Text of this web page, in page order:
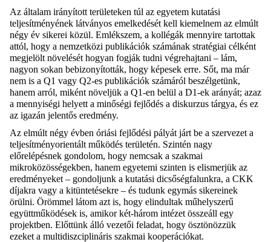
Az általam irányított területeken túl az egyetem kutatási
teljesítményének látványos emelkedését kell kiemelnem az elmúlt
négy év sikerei közül. Emlékszem, a kollégák mennyire tartottak
attól, hogy a nemzetközi publikációk számának stratégiai célként
megjelölt növelését hogyan fogják tudni végrehajtani – lám,
nagyon sokan bebizonyították, hogy képesek erre. Sőt, ma már
nem is a Q1 vagy Q2-es publikációk számáról beszélgetünk,
hanem arról, miként növeljük a Q1-en belül a D1-ek arányát; azaz
a mennyiségi helyett a minőségi fejlődés a diskurzus tárgya, és ez
az igazán jelentős eredmény.
Az elmúlt négy évben óriási fejlődési pályát járt be a szervezet a
teljesítményorientált működés területén. Szintén nagy
előrelépésnek gondolom, hogy nemcsak a szakmai
mikroközösségekben, hanem egyetemi szinten is elismerjük az
eredményeket – gondoljunk a kutatási dicsőségfalunkra, a CKK
díjakra vagy a kitüntetésekre – és tudunk egymás sikereinek
örülni. Örömmel látom azt is, hogy elindultak műhelyszerű
együttműködések is, amikor két-három intézet összeáll egy
projektben. Előttünk álló vezetői feladat, hogy ösztönözzük
ezeket a multidiszciplináris szakmai kooperációkat.